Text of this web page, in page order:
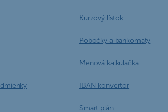
Kurzový lístok
Pobočky a bankomaty
Menová kalkulačka
IBAN konvertor
Smart plán